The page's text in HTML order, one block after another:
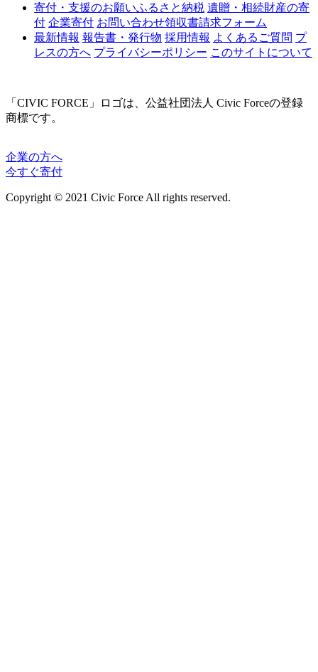
寄付・支援のお願いふるさと納税 遺贈・相続財産の寄
付 企業寄付 お問い合わせ領収書請求フォーム
最新情報 報告書・発行物 採用情報 よくあるご質問 プ
レスの方へ プライバシーポリシー このサイトについて
「CIVIC FORCE」ロゴは、公益社団法人 Civic Forceの登録
商標です。
企業の方へ
今すぐ寄付
Copyright © 2021 Civic Force All rights reserved.